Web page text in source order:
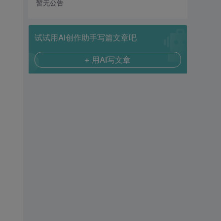
暂无公告
试试用AI创作助手写篇文章吧
+ 用AI写文章